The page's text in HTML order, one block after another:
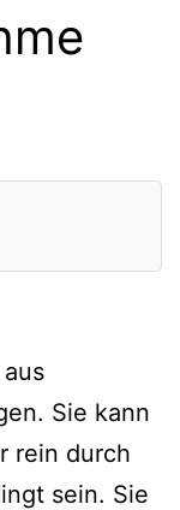
Sie kann
rein durch
sein. Sie